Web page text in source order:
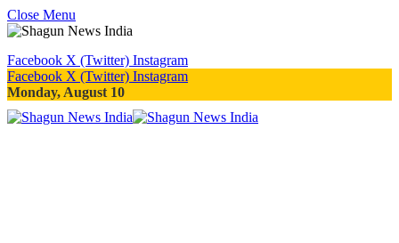
Close Menu
Facebook X (Twitter) Instagram
Facebook X (Twitter) Instagram
Monday, August 10